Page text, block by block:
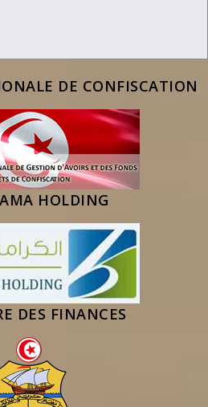
DE CONFISCATION
HOLDING
DES FINANCES